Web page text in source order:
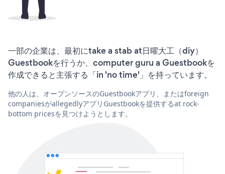
一部の企業は、最初にtake a stab at日曜大工（diy）
Guestbookを行うか、computer guru a Guestbookを
作成できると主張する「in 'no time'」を持っています。
他の人は、オープンソースのGuestbookアプリ、またはforeign
companiesがallegedlyアプリGuestbookを提供するat rock-
bottom pricesを見つけようとします。